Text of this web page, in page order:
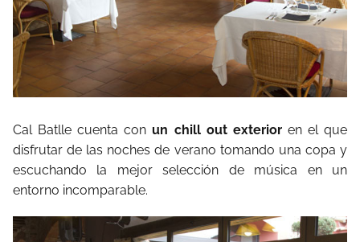
Cal Batlle cuenta conun chill out exterioren el que
disfrutar de las noches de verano tomando una copa y
escuchando la mejor selección de música en un
entorno incomparable.